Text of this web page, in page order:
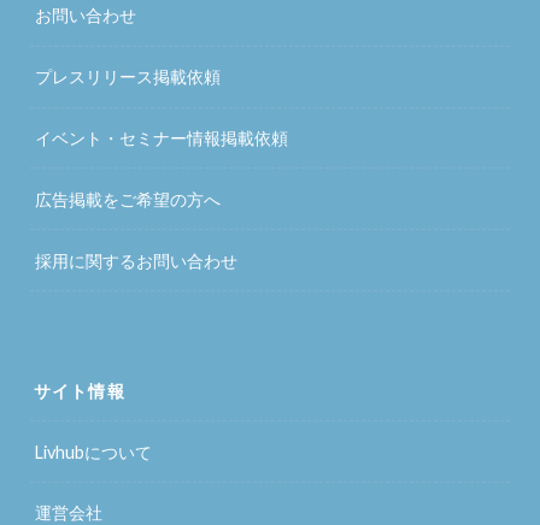
お問い合わせ
プレスリリース掲載依頼
イベント・セミナー情報掲載依頼
広告掲載をご希望の方へ
採用に関するお問い合わせ
サイト情報
Livhubについて
運営会社